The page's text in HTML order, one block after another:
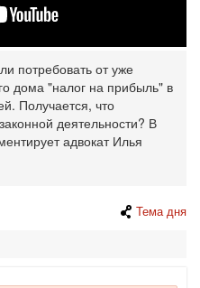
потребовать от уже
дома "налог на ‎прибыль" в
Получается, что
‎деятельности? В
адвокат Илья
Тема дня